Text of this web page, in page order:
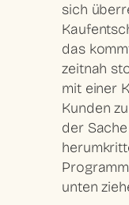
sich
das
zeitnah
mit einer
Kunden
der
unten